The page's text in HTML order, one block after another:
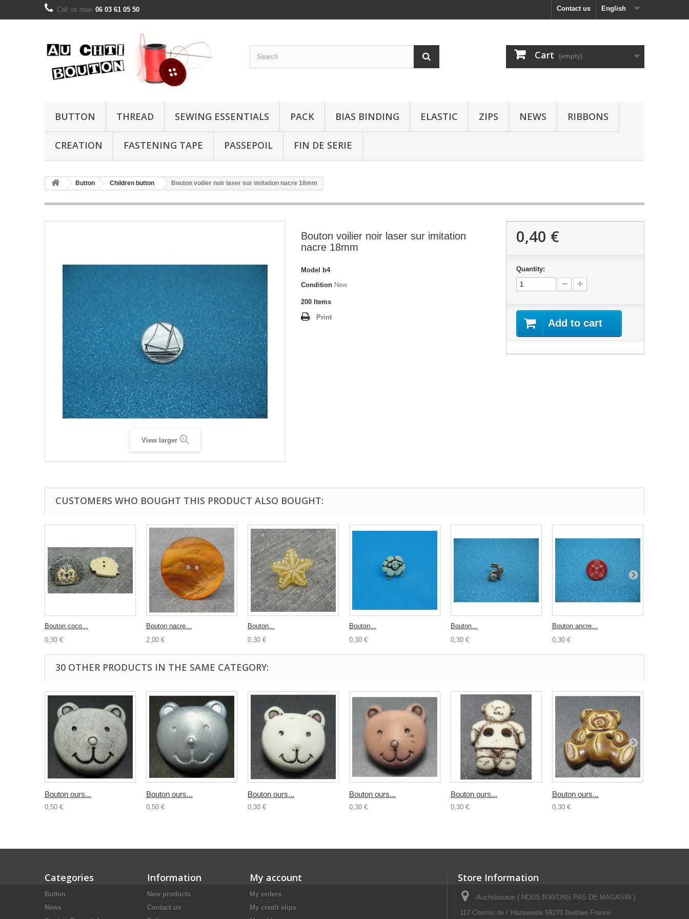
English
Contact us
Call us now: 06 03 61 05 50
Cart (empty)
BUTTON THREAD SEWING ESSENTIALS PACK BIAS BINDING ELASTIC ZIPS NEWS RIBBONS
CREATION FASTENING TAPE PASSEPOIL FIN DE SERIE
Button Children button Bouton voilier noir laser sur imitation nacre 18mm
View larger
Bouton voilier noir laser sur imitation
nacre 18mm
Model
b4
Condition New
200 Items
Print
0,40 €
Quantity:
Add to cart
CUSTOMERS WHO BOUGHT THIS PRODUCT ALSO BOUGHT:
Bouton coco...
0,30 €
Bouton nacre...
2,00 €
Bouton...
0,30 €
Bouton...
0,30 €
Bouton...
0,30 €
Bouton ancre...
0,30 €
30 OTHER PRODUCTS IN THE SAME CATEGORY:
Bouton ours...
0,50 €
Bouton ours...
0,50 €
Bouton ours...
0,30 €
Bouton ours...
0,30 €
Bouton ours...
0,30 €
Bouton ours...
0,30 €
Categories
Button
News
Information
New products
Contact us
My account
My orders
My credit slips
Store Information
Auchtibouton ( NOUS N'AVONS PAS DE MAGASIN ),
117 Chemin de l' Hazewinde 59270 Berthen France